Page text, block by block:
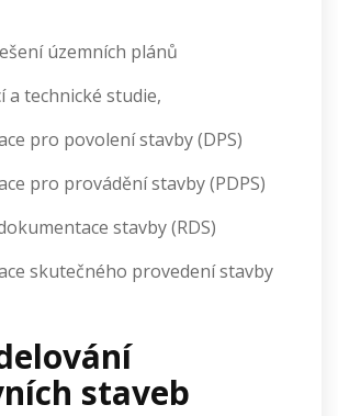
územních plánů
a technické studie,
pro povolení stavby (DPS)
pro provádění stavby (PDPS)
stavby (RDS)
skutečného provedení stavby
staveb